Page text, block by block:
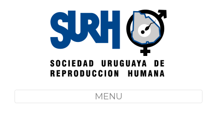
MENU